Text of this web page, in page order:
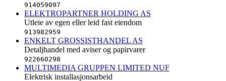
914059097
ELEKTROPARTNER HOLDING AS
Utleie av egen eller leid fast eiendom
913982959
ENKELT GROSSISTHANDEL AS
Detaljhandel med aviser og papirvarer
922660298
MULTIMEDIA GRUPPEN LIMITED NUF
Elektrisk installasjonsarbeid